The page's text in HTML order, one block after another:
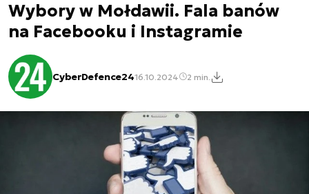
Wybory w Mołdawii. Fala banów
na Facebooku i Instagramie
CyberDefence2416.10.2024 2 min.